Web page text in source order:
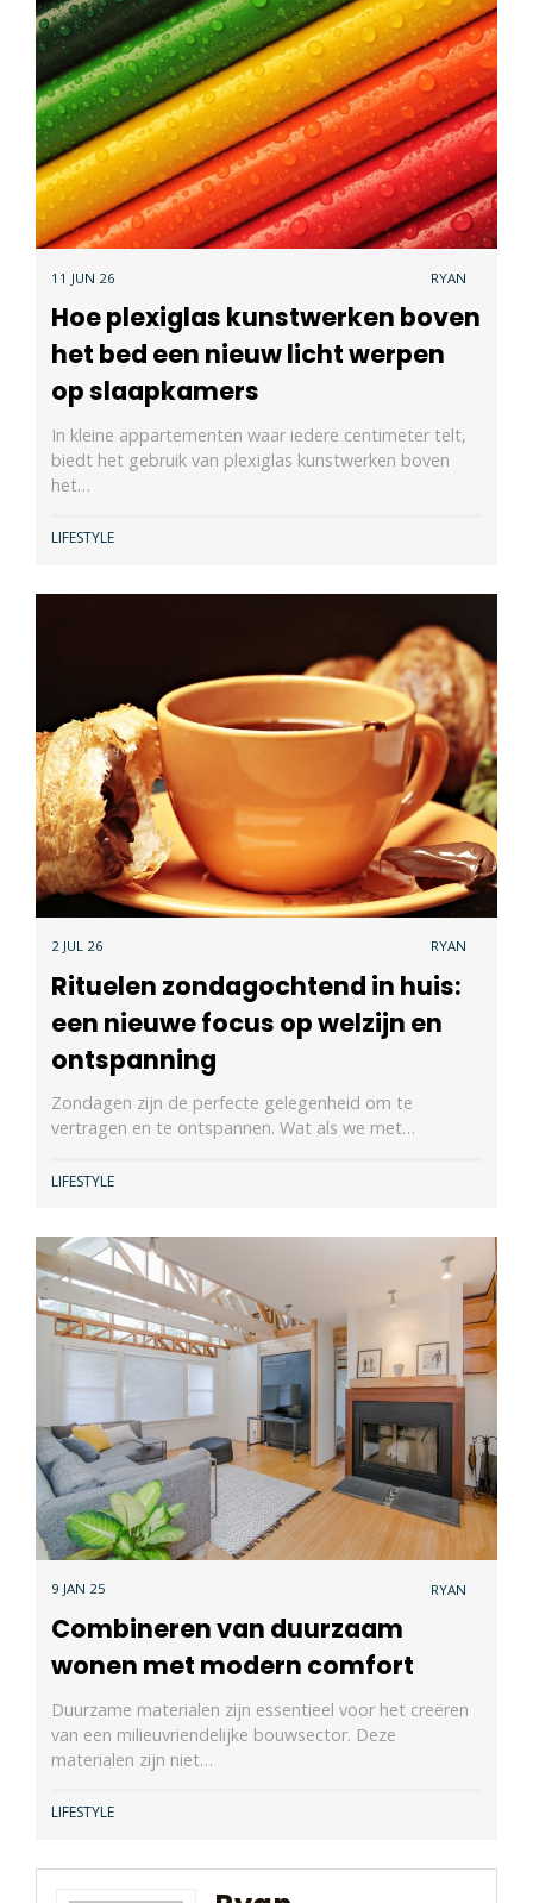
11 JUN 26 RYAN
Hoe plexiglas kunstwerken boven
het bed een nieuw licht werpen
op slaapkamers
In kleine appartementen waar iedere centimeter telt,
biedt het gebruik van plexiglas kunstwerken boven
het…
LIFESTYLE
2 JUL 26 RYAN
Rituelen zondagochtend in huis:
een nieuwe focus op welzijn en
ontspanning
Zondagen zijn de perfecte gelegenheid om te
vertragen en te ontspannen. Wat als we met…
LIFESTYLE
9 JAN 25 RYAN
Combineren van duurzaam
wonen met modern comfort
Duurzame materialen zijn essentieel voor het creëren
van een milieuvriendelijke bouwsector. Deze
materialen zijn niet…
LIFESTYLE